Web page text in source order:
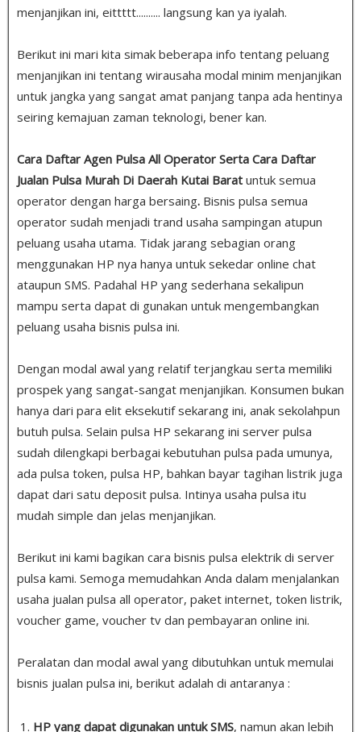
menjanjikan ini, eittttt.......... langsung kan ya iyalah.
Berikut ini mari kita simak beberapa info tentang peluang
menjanjikan ini tentang wirausaha modal minim menjanjikan
untuk jangka yang sangat amat panjang tanpa ada hentinya
seiring kemajuan zaman teknologi, bener kan.
Cara Daftar Agen Pulsa All Operator Serta Cara Daftar
Jualan Pulsa Murah Di Daerah Kutai Barat untuk semua
operator dengan harga bersaing. Bisnis pulsa semua
operator sudah menjadi trand usaha sampingan atupun
peluang usaha utama. Tidak jarang sebagian orang
menggunakan HP nya hanya untuk sekedar online chat
ataupun SMS. Padahal HP yang sederhana sekalipun
mampu serta dapat di gunakan untuk mengembangkan
peluang usaha bisnis pulsa ini.
Dengan modal awal yang relatif terjangkau serta memiliki
prospek yang sangat-sangat menjanjikan. Konsumen bukan
hanya dari para elit eksekutif sekarang ini, anak sekolahpun
butuh pulsa. Selain pulsa HP sekarang ini server pulsa
sudah dilengkapi berbagai kebutuhan pulsa pada umunya,
ada pulsa token, pulsa HP, bahkan bayar tagihan listrik juga
dapat dari satu deposit pulsa. Intinya usaha pulsa itu
mudah simple dan jelas menjanjikan.
Berikut ini kami bagikan cara bisnis pulsa elektrik di server
pulsa kami. Semoga memudahkan Anda dalam menjalankan
usaha jualan pulsa all operator, paket internet, token listrik,
voucher game, voucher tv dan pembayaran online ini.
Peralatan dan modal awal yang dibutuhkan untuk memulai
bisnis jualan pulsa ini, berikut adalah di antaranya :
HP yang dapat digunakan untuk SMS, namun akan lebih